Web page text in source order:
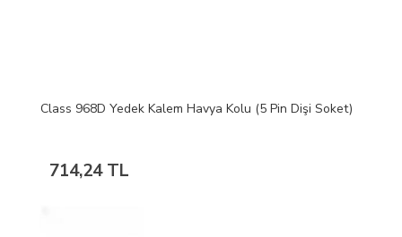
Class 968D Yedek Kalem Havya Kolu (5 Pin Dişi Soket)
714,24 TL